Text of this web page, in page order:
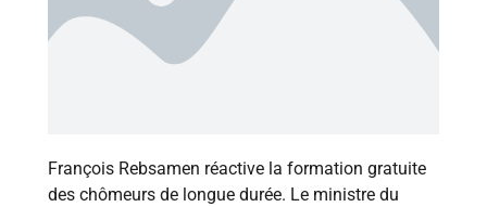
François Rebsamen réactive la formation gratuite
des chômeurs de longue durée. Le ministre du